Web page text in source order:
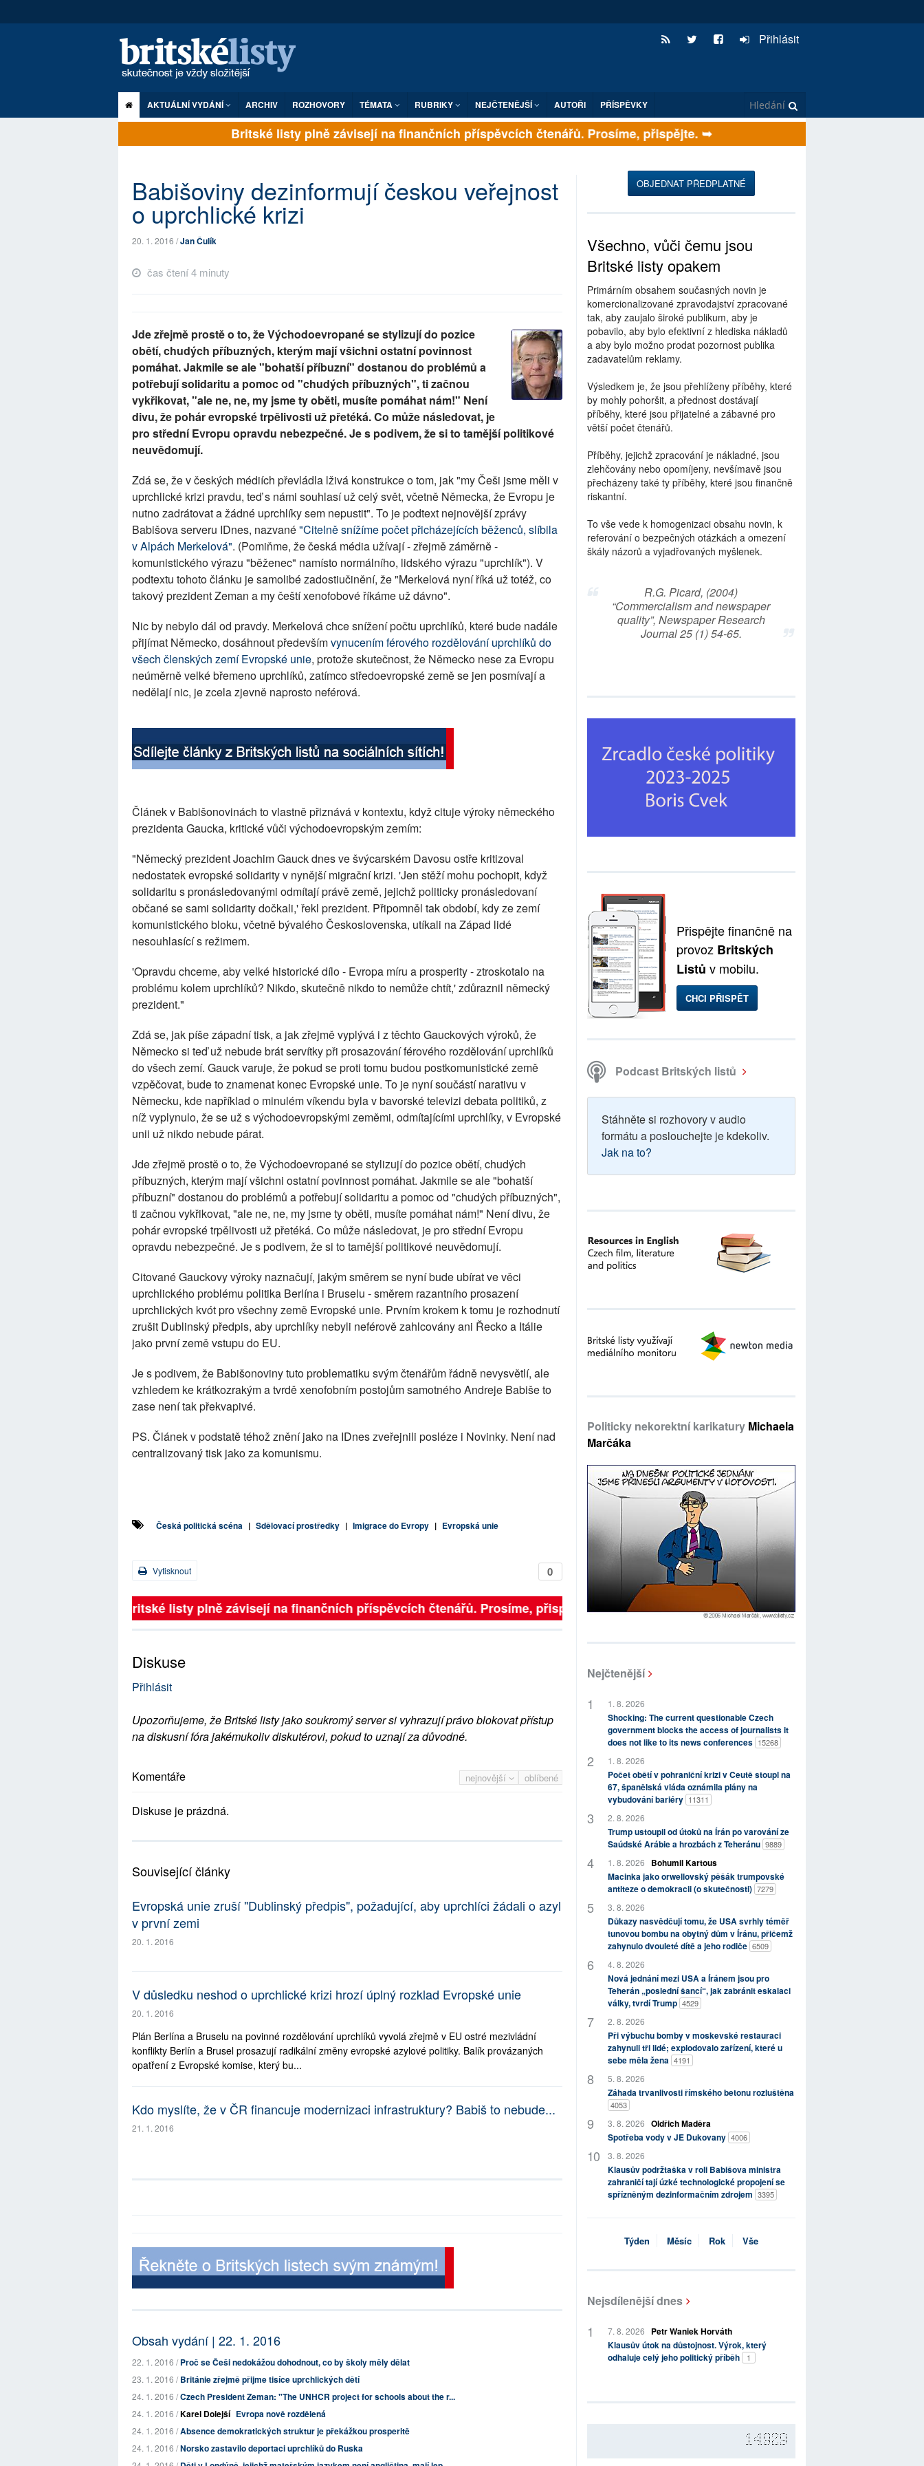
Přihlásit
AKTUÁLNÍ VYDÁNÍ ARCHIV ROZHOVORY TÉMATA RUBRIKY NEJČTENĚJŠÍ AUTOŘI PŘÍSPĚVKY
Britské listy plně závisejí na finančních příspěvcích čtenářů. Prosíme, přispějte. ➥
Babišoviny dezinformují českou veřejnost
o uprchlické krizi
20. 1. 2016 /Jan Čulík
čas čtení 4 minuty
Jde zřejmě prostě o to, že Východoevropané se stylizují do pozice
obětí, chudých příbuzných, kterým mají všichni ostatní povinnost
pomáhat. Jakmile se ale "bohatší příbuzní" dostanou do problémů a
potřebují solidaritu a pomoc od "chudých příbuzných", ti začnou
vykřikovat, "ale ne, ne, my jsme ty oběti, musíte pomáhat nám!" Není
divu, že pohár evropské trpělivosti už přetéká. Co může následovat, je
pro střední Evropu opravdu nebezpečné. Je s podivem, že si to tamější politikové
neuvědomují.
Zdá se, že v českých médiích převládla lživá konstrukce o tom, jak "my Češi jsme měli v
uprchlické krizi pravdu, teď s námi souhlasí už celý svět, včetně Německa, že Evropu je
nutno zadrátovat a žádné uprchlíky sem nepustit". To je podtext nejnovější zprávy
Babišova serveru IDnes, nazvané"Citelně snížíme počet přicházejících běženců, slíbila
v Alpách Merkelová". (Pomiňme, že česká média užívají - zřejmě záměrně -
komunistického výrazu "běženec" namísto normálního, lidského výrazu "uprchlík"). V
podtextu tohoto článku je samolibé zadostiučinění, že "Merkelová nyní říká už totéž, co
takový prezident Zeman a my čeští xenofobové říkáme už dávno".
Nic by nebylo dál od pravdy. Merkelová chce snížení počtu uprchlíků, které bude nadále
přijímat Německo, dosáhnout předevšímvynucením férového rozdělování uprchlíků do
všech členských zemí Evropské unie, protože skutečnost, že Německo nese za Evropu
neúměrně velké břemeno uprchlíků, zatímco středoevropské země se jen posmívají a
nedělají nic, je zcela zjevně naprosto neférová.
Článek v Babišonovinách to vlastně přiznává v kontextu, když cituje výroky německého
prezidenta Gaucka, kritické vůči východoevropským zemím:
"Německý prezident Joachim Gauck dnes ve švýcarském Davosu ostře kritizoval
nedostatek evropské solidarity v nynější migrační krizi. 'Jen stěží mohu pochopit, když
solidaritu s pronásledovanými odmítají právě země, jejichž politicky pronásledovaní
občané se sami solidarity dočkali,' řekl prezident. Připomněl tak období, kdy ze zemí
komunistického bloku, včetně bývalého Československa, utíkali na Západ lidé
nesouhlasící s režimem.
'Opravdu chceme, aby velké historické dílo - Evropa míru a prosperity - ztroskotalo na
problému kolem uprchlíků? Nikdo, skutečně nikdo to nemůže chtít,' zdůraznil německý
prezident."
Zdá se, jak píše západní tisk, a jak zřejmě vyplývá i z těchto Gauckových výroků, že
Německo si teď už nebude brát servítky při prosazování férového rozdělování uprchlíků
do všech zemí. Gauck varuje, že pokud se proti tomu budou postkomunistické země
vzpěčovat, bude to znamenat konec Evropské unie. To je nyní součástí narativu v
Německu, kde například o minulém víkendu byla v bavorské televizi debata politiků, z
níž vyplynulo, že se už s východoevropskými zeměmi, odmítajícími uprchlíky, v Evropské
unii už nikdo nebude párat.
Jde zřejmě prostě o to, že Východoevropané se stylizují do pozice obětí, chudých
příbuzných, kterým mají všichni ostatní povinnost pomáhat. Jakmile se ale "bohatší
příbuzní" dostanou do problémů a potřebují solidaritu a pomoc od "chudých příbuzných",
ti začnou vykřikovat, "ale ne, ne, my jsme ty oběti, musíte pomáhat nám!" Není divu, že
pohár evropské trpělivosti už přetéká. Co může následovat, je pro střední Evropu
opravdu nebezpečné. Je s podivem, že si to tamější politikové neuvědomují.
Citované Gauckovy výroky naznačují, jakým směrem se nyní bude ubírat ve věci
uprchlického problému politika Berlína i Bruselu - směrem razantního prosazení
uprchlických kvót pro všechny země Evropské unie. Prvním krokem k tomu je rozhodnutí
zrušit Dublinský předpis, aby uprchlíky nebyli neférově zahlcovány ani Řecko a Itálie
jako první země vstupu do EU.
Je s podivem, že Babišonoviny tuto problematiku svým čtenářům řádně nevysvětlí, ale
vzhledem ke krátkozrakým a tvrdě xenofobním postojům samotného Andreje Babiše to
zase není tak překvapivé.
PS. Článek v podstatě téhož znění jako na IDnes zveřejnili posléze i Novinky. Není nad
centralizovaný tisk jako za komunismu.
Česká politická scéna | Sdělovací prostředky | Imigrace do Evropy | Evropská unie
0
Vytisknout
Britské listy plně závisejí na finančních příspěvcích čtenářů. Prosíme, přispějte. ➥
Diskuse
Přihlásit
Upozorňujeme, že Britské listy jako soukromý server si vyhrazují právo blokovat přístup
na diskusní fóra jakémukoliv diskutérovi, pokud to uznají za důvodné.
nejnovější oblíbené
Komentáře
Diskuse je prázdná.
Související články
Evropská unie zruší "Dublinský předpis", požadující, aby uprchlíci žádali o azyl
v první zemi
20. 1. 2016
V důsledku neshod o uprchlické krizi hrozí úplný rozklad Evropské unie
20. 1. 2016
Plán Berlína a Bruselu na povinné rozdělování uprchlíků vyvolá zřejmě v EU ostré mezivládní
konflikty Berlín a Brusel prosazují radikální změny evropské azylové politiky. Balík provázaných
opatření z Evropské komise, který bu...
Kdo myslíte, že v ČR financuje modernizaci infrastruktury? Babiš to nebude...
21. 1. 2016
Obsah vydání | 22. 1. 2016
22. 1. 2016 /Proč se Češi nedokážou dohodnout, co by školy měly dělat
23. 1. 2016 /Británie zřejmě přijme tisíce uprchlických dětí
24. 1. 2016 /Czech President Zeman: "The UNHCR project for schools about the r...
24. 1. 2016 /Karel Dolejší Evropa nově rozdělená
24. 1. 2016 /Absence demokratických struktur je překážkou prosperitě
24. 1. 2016 /Norsko zastavilo deportaci uprchlíků do Ruska
OBJEDNAT PŘEDPLATNÉ
Všechno, vůči čemu jsou
Britské listy opakem
Primárním obsahem současných novin je
komercionalizované zpravodajství zpracované
tak, aby zaujalo široké publikum, aby je
pobavilo, aby bylo efektivní z hlediska nákladů
a aby bylo možno prodat pozornost publika
zadavatelům reklamy.
Výsledkem je, že jsou přehlíženy příběhy, které
by mohly pohoršit, a přednost dostávají
příběhy, které jsou přijatelné a zábavné pro
větší počet čtenářů.
Příběhy, jejichž zpracování je nákladné, jsou
zlehčovány nebo opomíjeny, nevšímavě jsou
přecházeny také ty příběhy, které jsou finančně
riskantní.
To vše vede k homogenizaci obsahu novin, k
referování o bezpečných otázkách a omezení
škály názorů a vyjadřovaných myšlenek.
R.G. Picard, (2004)
“Commercialism and newspaper
quality”, Newspaper Research
Journal 25 (1) 54-65.
Přispějte finančně na
provoz Britských
Listů v mobilu.
CHCI PŘISPĚT
Podcast Britských listů
Stáhněte si rozhovory v audio
formátu a poslouchejte je kdekoliv.
Jak na to?
Politicky nekorektní karikatury Michaela
Marčáka
Nejčtenější
1. 8. 2026
Shocking: The current questionable Czech
government blocks the access of journalists it
does not like to its news conferences 15268
1. 8. 2026
Počet obětí v pohraniční krizi v Ceutě stoupl na
67, španělská vláda oznámila plány na
vybudování bariéry 11311
2. 8. 2026
Trump ustoupil od útoků na Írán po varování ze
Saúdské Arábie a hrozbách z Teheránu 9889
1. 8. 2026
Bohumil Kartous
Macinka jako orwellovský pěšák trumpovské
antiteze o demokracii (o skutečnosti) 7279
3. 8. 2026
Důkazy nasvědčují tomu, že USA svrhly téměř
tunovou bombu na obytný dům v Íránu, přičemž
zahynulo dvouleté dítě a jeho rodiče 6509
4. 8. 2026
Nová jednání mezi USA a Íránem jsou pro
Teherán „poslední šancí“, jak zabránit eskalaci
války, tvrdí Trump 4529
2. 8. 2026
Při výbuchu bomby v moskevské restauraci
zahynuli tři lidé; explodovalo zařízení, které u
sebe měla žena 4191
5. 8. 2026
Záhada trvanlivosti římského betonu rozluštěna
4053
3. 8. 2026 Oldřich Maděra
Spotřeba vody v JE Dukovany 4006
3. 8. 2026
Klausův podržtaška v roli Babišova ministra
zahraničí tají úzké technologické propojení se
spřízněným dezinformačním zdrojem 3395
Týden Měsíc Rok Vše
Nejsdílenější dnes
7. 8. 2026
Petr Waniek Horváth
Klausův útok na důstojnost. Výrok, který
odhaluje celý jeho politický příběh
1
14929